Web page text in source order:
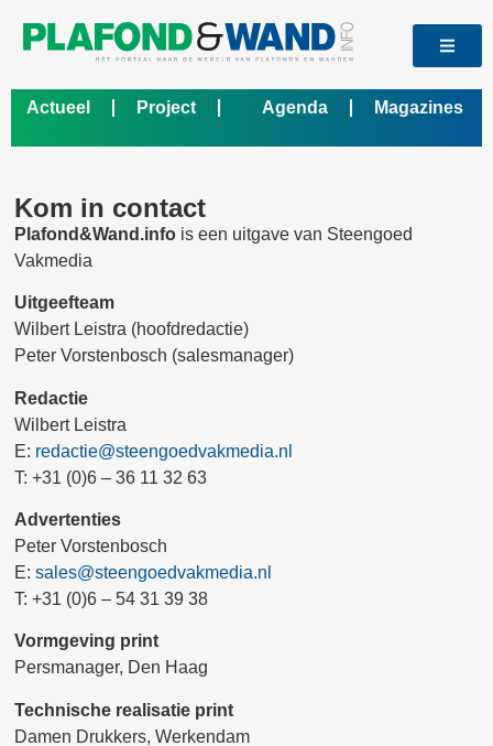
Actueel Project Agenda Magazines
Kom in contact
Plafond&Wand.info is een uitgave van Steengoed
Vakmedia
Uitgeefteam
Wilbert Leistra (hoofdredactie)
Peter Vorstenbosch (salesmanager)
Redactie
Wilbert Leistra
E: redactie@steengoedvakmedia.nl
T: +31 (0)6 – 36 11 32 63
Advertenties
Peter Vorstenbosch
E:sales@steengoedvakmedia.nl
T: +31 (0)6 – 54 31 39 38
Vormgeving print
Persmanager, Den Haag
Technische realisatie print
Damen Drukkers, Werkendam